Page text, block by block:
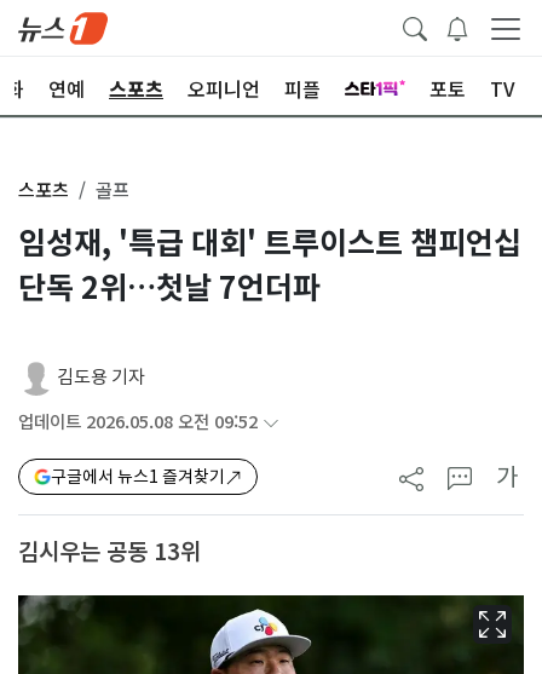
화 연예 스포츠 오피니언 피플 포토 TV
스포츠 골프
임성재, '특급 대회' 트루이스트 챔피언십
단독 2위…첫날 7언더파
김도용 기자
업데이트 2026.05.08 오전 09:52
구글에서 뉴스1 즐겨찾기 가
김시우는 공동 13위